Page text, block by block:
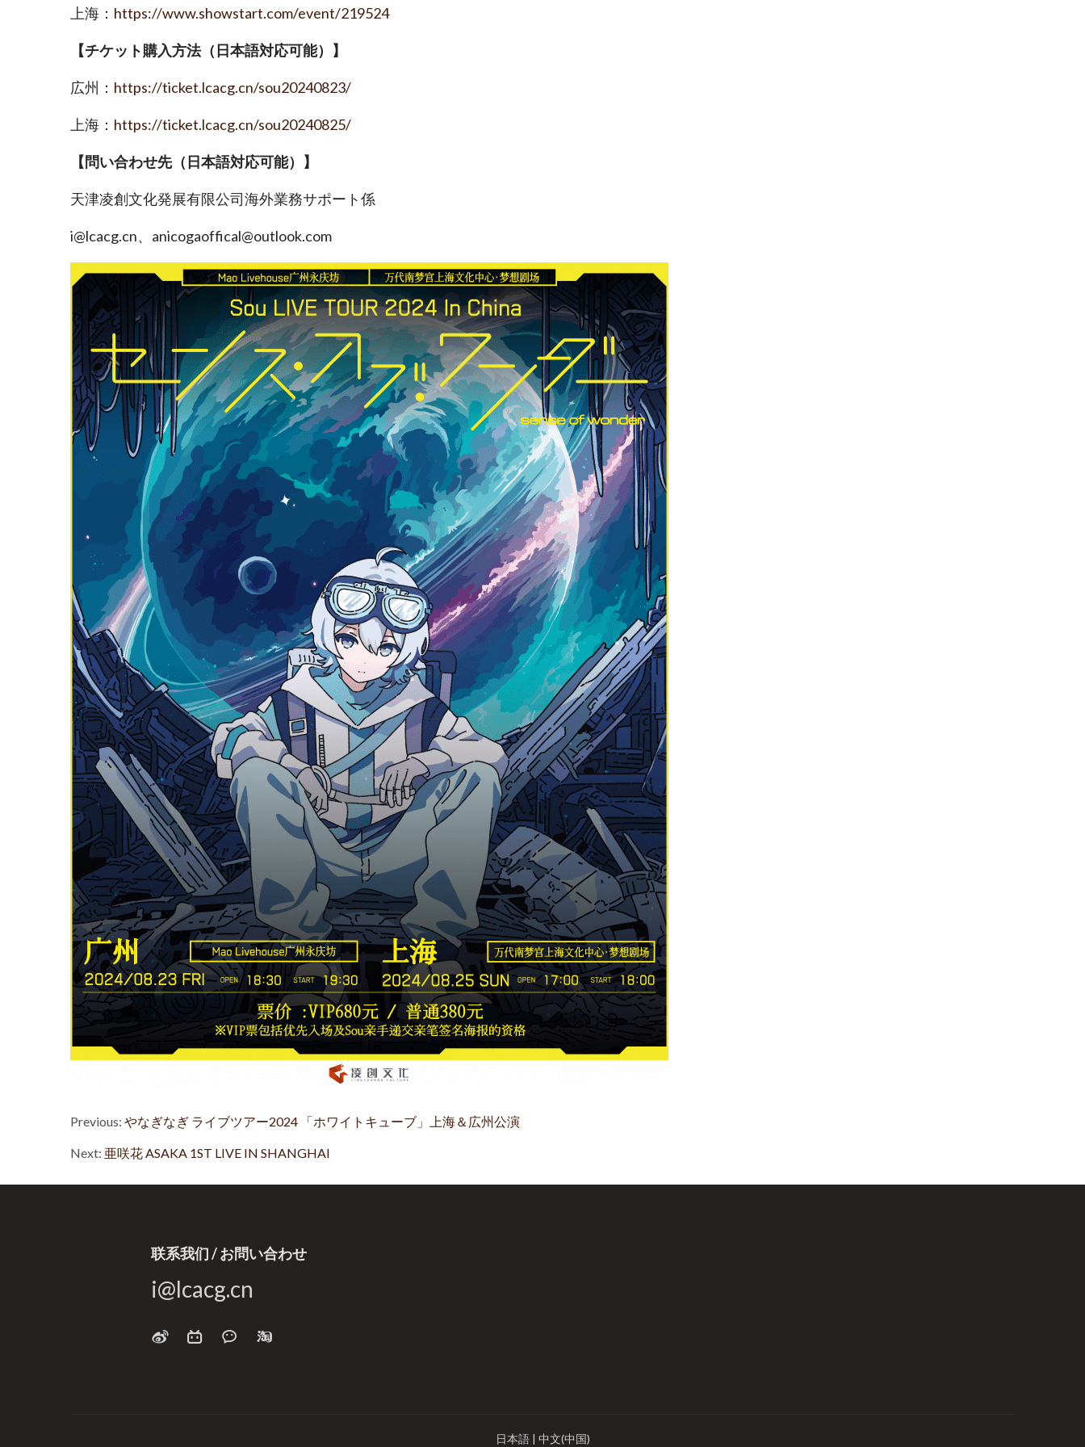
上海： https://www.showstart.com/event/219524
【チケット購入方法（日本語対応可能）】
広州： https://ticket.lcacg.cn/sou20240823/
上海： https://ticket.lcacg.cn/sou20240825/
【問い合わせ先（日本語対応可能）】
天津凌創文化発展有限公司海外業務サポート係
i@lcacg.cn、anicogaoffical@outlook.com
Previous: やなぎなぎ ライブツアー2024 「ホワイトキューブ」上海＆広州公演
Next: 亜咲花 ASAKA 1ST LIVE IN SHANGHAI
联系我们 / お問い合わせ
i@lcacg.cn
日本語| 中文(中国)